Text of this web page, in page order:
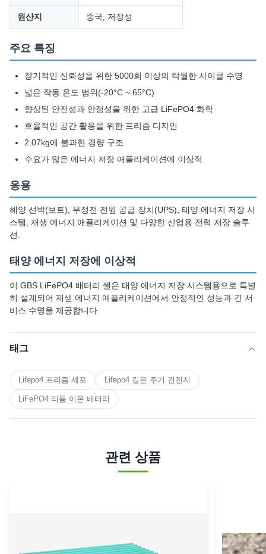
원산지 중국, 저장성
주요 특징
장기적인 신뢰성을 위한 5000회 이상의 탁월한 사이클 수명
넓은 작동 온도 범위(-20°C ~ 65°C)
향상된 안전성과 안정성을 위한 고급 LiFePO4 화학
효율적인 공간 활용을 위한 프리즘 디자인
2.07kg에 불과한 경량 구조
수요가 많은 에너지 저장 애플리케이션에 이상적
응용
해양 선박(보트), 무정전 전원 공급 장치(UPS), 태양 에너지 저장 시
스템, 재생 에너지 애플리케이션 및 다양한 산업용 전력 저장 솔루
션.
태양 에너지 저장에 이상적
이 GBS LiFePO4 배터리 셀은 태양 에너지 저장 시스템용으로 특별
히 설계되어 재생 에너지 애플리케이션에서 안정적인 성능과 긴 서
비스 수명을 제공합니다.
태그
Lifepo4 프리즘 세포 Lifepo4 깊은 주기 건전지
LiFePO4 리튬 이온 배터리
관련 상품